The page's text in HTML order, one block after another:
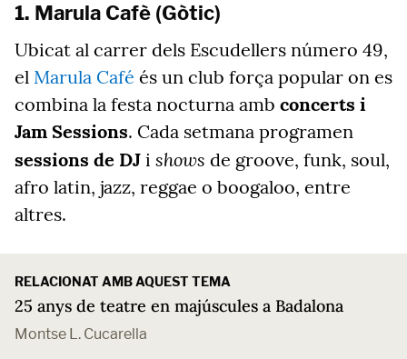
1. Marula Cafè (Gòtic)
Ubicat al carrer dels Escudellers número 49,
el Marula Café és un club força popular on es
combina la festa nocturna amb concerts i
Jam Sessions. Cada setmana programen
sessions de DJ i shows de groove, funk, soul,
afro latin, jazz, reggae o boogaloo, entre
altres.
RELACIONAT AMB AQUEST TEMA
25 anys de teatre en majúscules a Badalona
Montse L. Cucarella